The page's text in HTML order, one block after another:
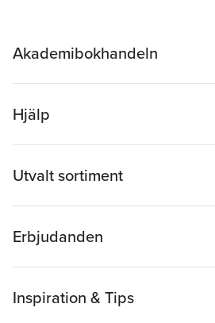
Akademibokhandeln
Hjälp
Utvalt sortiment
Erbjudanden
Inspiration & Tips